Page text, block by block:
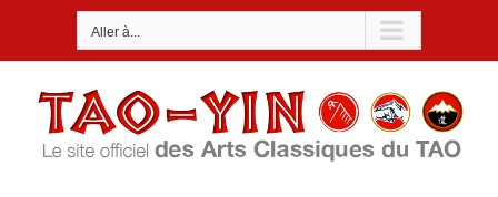
Aller à...